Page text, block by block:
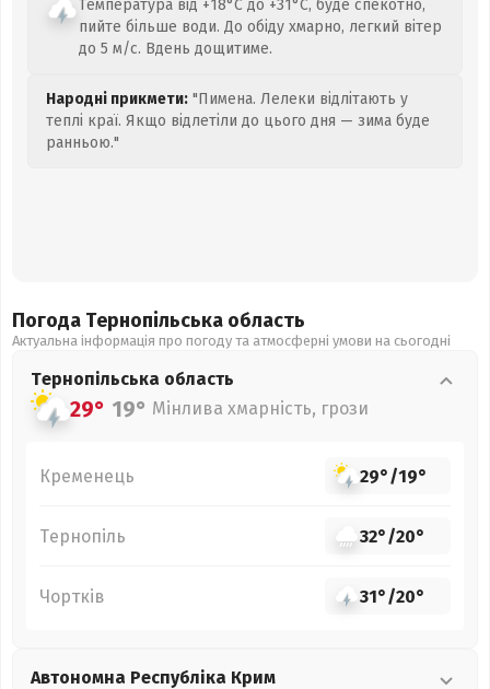
Температура від +18°C до +31°C, буде спекотно,
пийте більше води. До обіду хмарно, легкий вітер
до 5 м/с. Вдень дощитиме.
Народні прикмети: "Пимена. Лелеки відлітають у
теплі краї. Якщо відлетіли до цього дня — зима буде
ранньою."
Погода Тернопільська область
Актуальна інформація про погоду та атмосферні умови на сьогодні
Тернопільська область
29° 19° Мінлива хмарність, грози
Кременець 29°/19°
Тернопіль 32°/20°
Чортків 31°/20°
Автономна Республіка Крим